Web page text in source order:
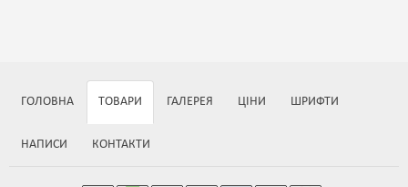
ГОЛОВНА ТОВАРИ ГАЛЕРЕЯ ЦІНИ ШРИФТИ
НАПИСИ КОНТАКТИ